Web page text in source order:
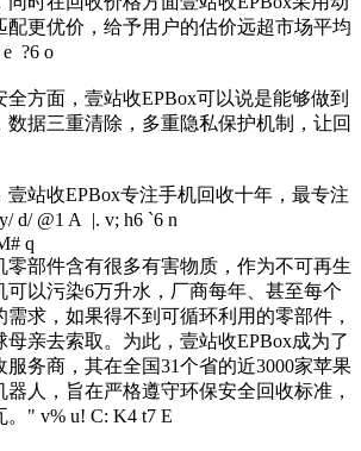
配更优价，给予用户的估价远超市场平均
e ?6 o
面，壹站收EPBox可以说是能够做到
数据三重清除，多重隐私保护机制，让回
收EPBox专注手机回收十年，最专注
y/ d/ @1 A |. v; h6 `6 n
q
部件含有很多有害物质，作为不可再生
可以污染6万升水，厂商每年、甚至每个
求，如果得不到可循环利用的零部件，
亲去索取。为此，壹站收EPBox成为了
务商，其在全国31个省的近3000家苹果
人，旨在严格遵守环保安全回收标准，
" v% u! C: K4 t7 E